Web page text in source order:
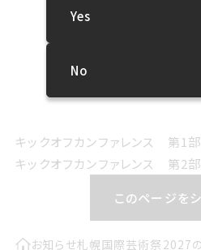
Yes
No
札幌で暮らす皆さんや企業と共
詳細はプレスリリース、及び各ウ
キックオフカンファレンス 第1部
キックオフカンファレンス 第2
このページを
お知らせ札幌国際芸術祭2027